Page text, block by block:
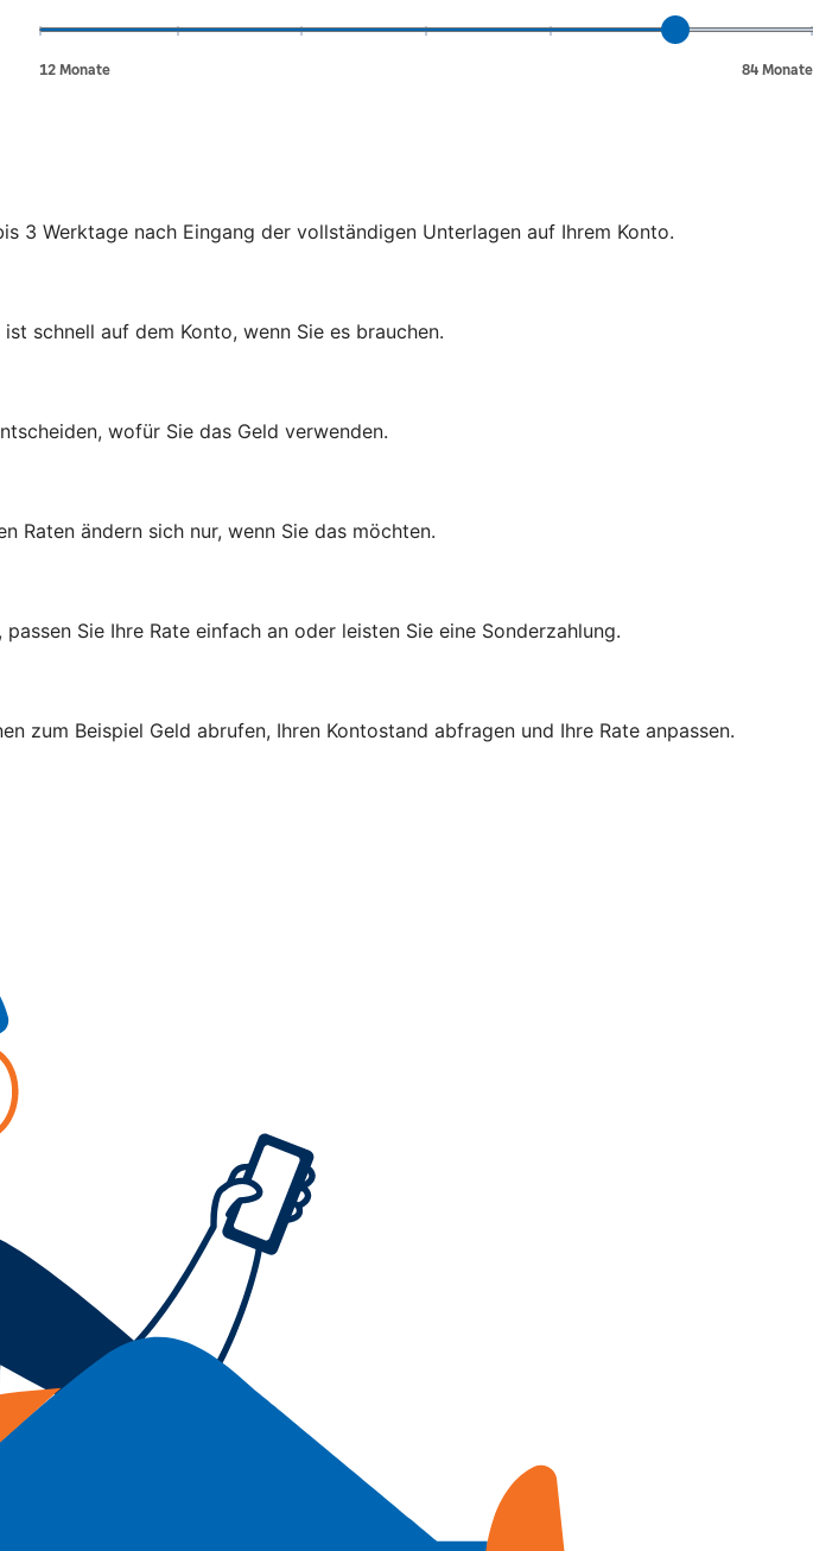
3 Werktage nach Eingang der vollständigen Unterlagen auf Ihrem Konto.
schnell auf dem Konto, wenn Sie es brauchen.
wofür Sie das Geld verwenden.
Raten ändern sich nur, wenn Sie das möchten.
Sie Ihre Rate einfach an oder leisten Sie eine Sonderzahlung.
zum Beispiel Geld abrufen, Ihren Kontostand abfragen und Ihre Rate anpassen.